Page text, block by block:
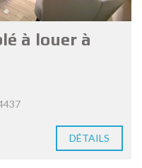
à louer à
DÉTAILS